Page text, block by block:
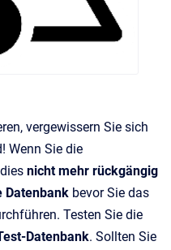
vergewissern Sie sich
Wenn Sie die
nicht mehr rückgängig
Datenbank bevor Sie das
Testen Sie die
Datenbank. Sollten Sie